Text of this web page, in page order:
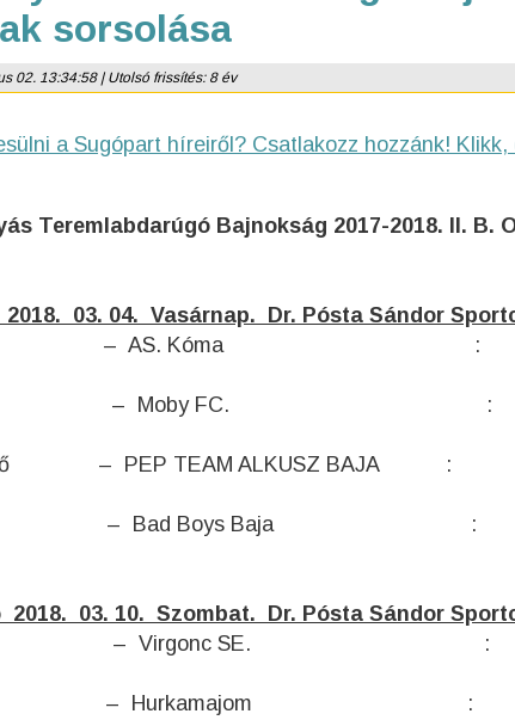
sorsolása
02. 13:34:58 | Utolsó frissítés: 8 év
a Sugópart híreiről? Csatlakozz hozzánk! Klikk,
Teremlabdarúgó Bajnokság 2017-2018. II. B.
2018. 03. 04. Vasárnap. Dr. Pósta
– AS. Kóma :
Kft. – Moby FC. :
– PEP TEAM ALKUSZ BAJA :
– Bad Boys Baja :
2018. 03. 10. Szombat. Dr. Pósta
– Virgonc SE. :
Baja – Hurkamajom :